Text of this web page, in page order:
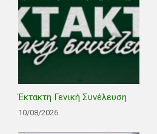
Έκτακτη Γενική Συνέλευση
10/08/2026